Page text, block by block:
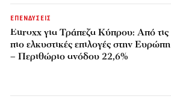
ΕΠΕΝΔΥΣΕΙΣ
Euroxx για Τράπεζα Κύπρου: Από τις
πιο ελκυστικές επιλογές στην Ευρώπη
– Περιθώριο ανόδου 22,6%